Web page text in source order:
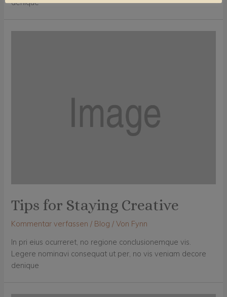
denique
Tips for Staying Creative
Kommentar verfassen / Blog / Von Fynn
In pri eius ocurreret, no regione conclusionemque vis.
Legere nominavi consequat ut per, no vis veniam decore
denique